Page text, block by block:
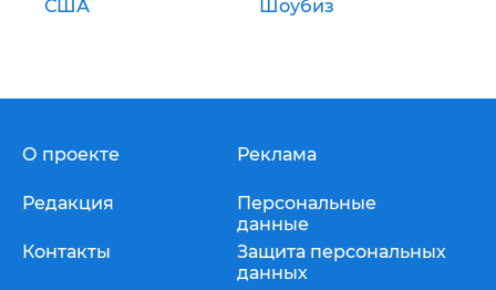
США Шоубиз
О проекте
Редакция
Контакты
Реклама
Персональные
данные
Защита персональных
данных